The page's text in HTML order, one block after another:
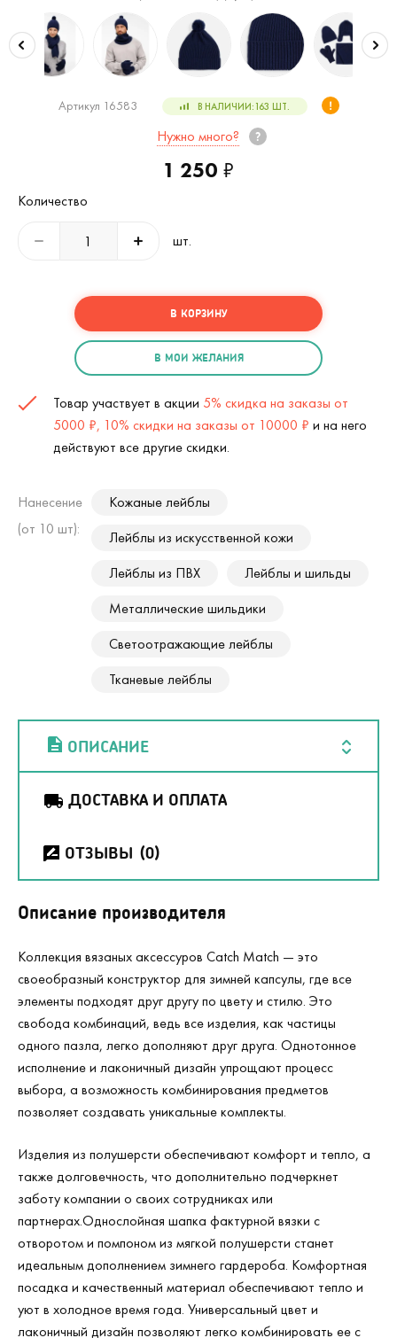
Артикул 16583 В НАЛИЧИИ:163 ШТ.
Нужно много?
1 250 ₽
Количество
шт.
В КОРЗИНУ
В МОИ ЖЕЛАНИЯ
Товар участвует в акции 5% скидка на заказы от
5000 ₽, 10% скидки на заказы от 10000 ₽ и на него
действуют все другие скидки.
Нанесение
(от 10 шт):
Кожаные лейблы
Лейблы из искусственной кожи
Лейблы из ПВХ
Лейблы и шильды
Металлические шильдики
Светоотражающие лейблы
Тканевые лейблы
ОПИСАНИЕ
ДОСТАВКА И ОПЛАТА
ОТЗЫВЫ (0)
Описание производителя
Коллекция вязаных аксессуров Catch Match — это
своеобразный конструктор для зимней капсулы, где все
элементы подходят друг другу по цвету и стилю. Это
свобода комбинаций, ведь все изделия, как частицы
одного пазла, легко дополняют друг друга. Однотонное
исполнение и лаконичный дизайн упрощают процесс
выбора, а возможность комбинирования предметов
позволяет создавать уникальные комплекты.
Изделия из полушерсти обеспечивают комфорт и тепло, а
также долговечность, что дополнительно подчеркнет
заботу компании о своих сотрудниках или
партнерах.Однослойная шапка фактурной вязки с
отворотом и помпоном из мягкой полушерсти станет
идеальным дополнением зимнего гардероба. Комфортная
посадка и качественный материал обеспечивают тепло и
уют в холодное время года. Универсальный цвет и
лаконичный дизайн позволяют легко комбинировать ее с